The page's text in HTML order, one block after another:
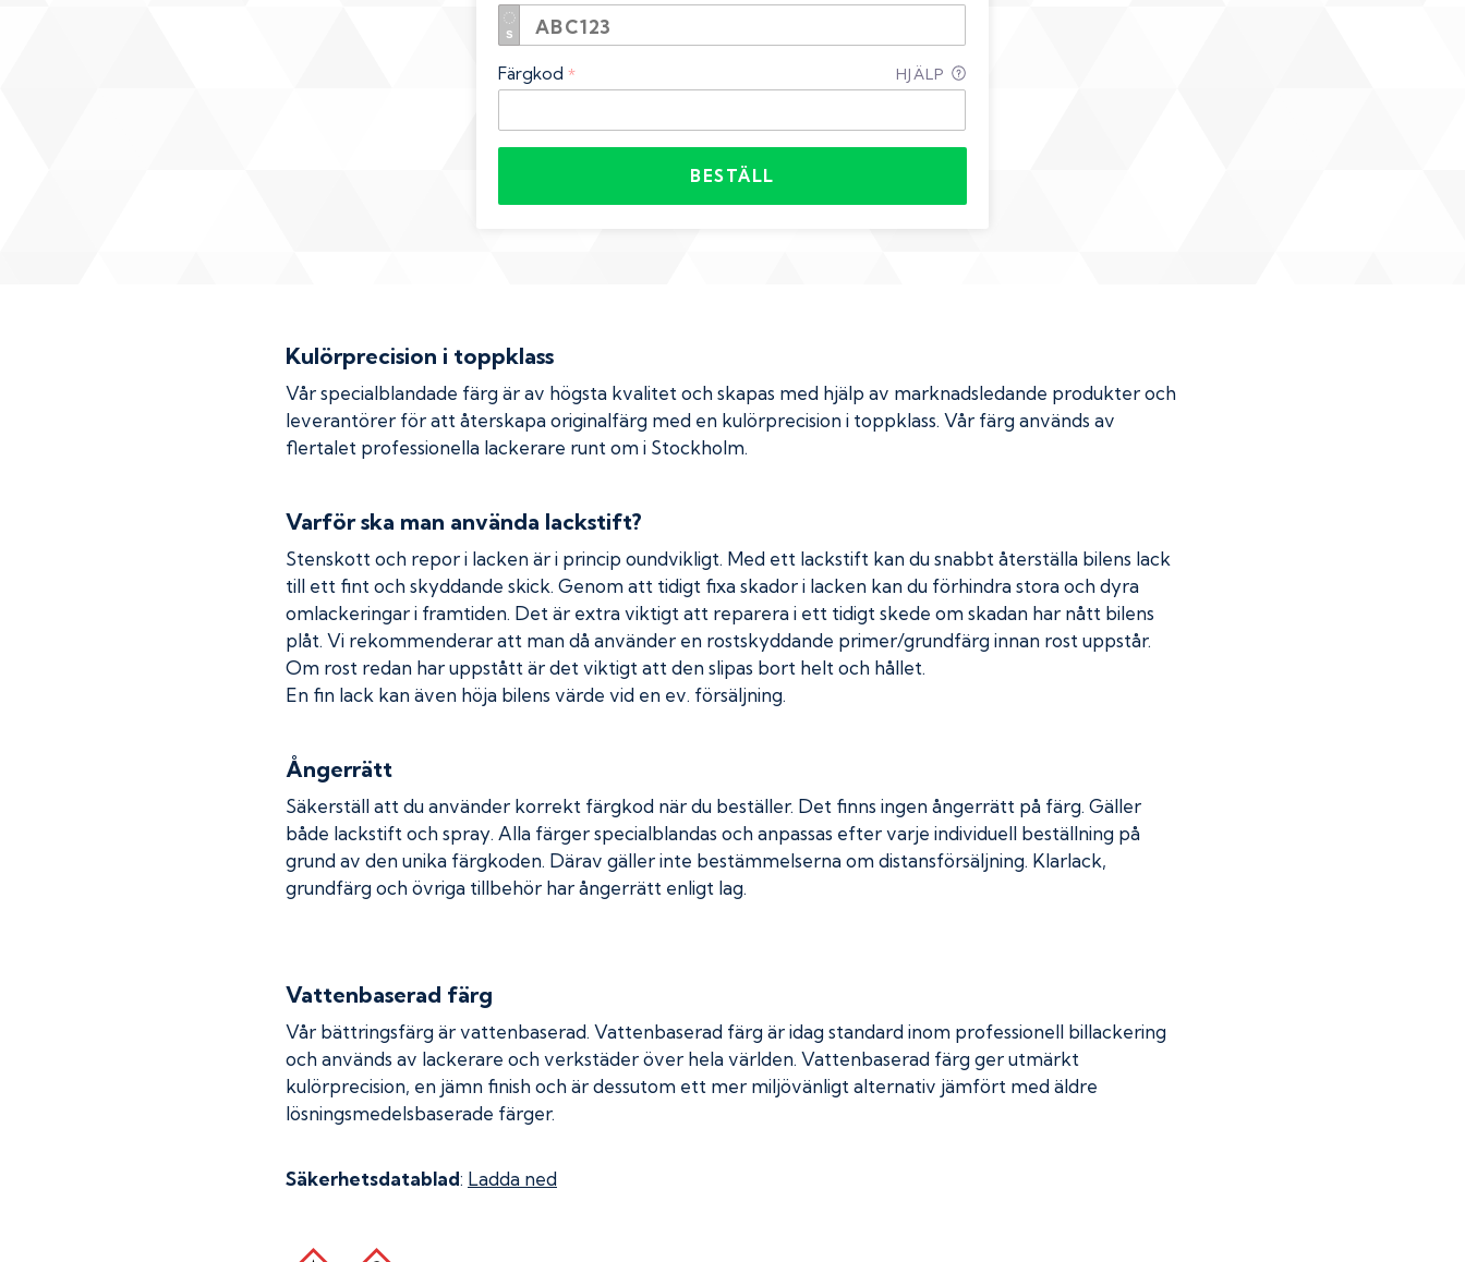
Färgkod * HJÄLP
BESTÄLL
Kulörprecision i toppklass
Vår specialblandade färg är av högsta kvalitet och skapas med hjälp av marknadsledande produkter och
leverantörer för att återskapa originalfärg med en kulörprecision i toppklass. Vår färg används av
flertalet professionella lackerare runt om i Stockholm.
Varför ska man använda lackstift?
Stenskott och repor i lacken är i princip oundvikligt. Med ett lackstift kan du snabbt återställa bilens lack
till ett fint och skyddande skick. Genom att tidigt fixa skador i lacken kan du förhindra stora och dyra
omlackeringar i framtiden. Det är extra viktigt att reparera i ett tidigt skede om skadan har nått bilens
plåt. Vi rekommenderar att man då använder en rostskyddande primer/grundfärg innan rost uppstår.
Om rost redan har uppstått är det viktigt att den slipas bort helt och hållet.
En fin lack kan även höja bilens värde vid en ev. försäljning.
Ångerrätt
Säkerställ att du använder korrekt färgkod när du beställer. Det finns ingen ångerrätt på färg. Gäller
både lackstift och spray. Alla färger specialblandas och anpassas efter varje individuell beställning på
grund av den unika färgkoden. Därav gäller inte bestämmelserna om distansförsäljning. Klarlack,
grundfärg och övriga tillbehör har ångerrätt enligt lag.
Vattenbaserad färg
Vår bättringsfärg är vattenbaserad. Vattenbaserad färg är idag standard inom professionell billackering
och används av lackerare och verkstäder över hela världen. Vattenbaserad färg ger utmärkt
kulörprecision, en jämn finish och är dessutom ett mer miljövänligt alternativ jämfört med äldre
lösningsmedelsbaserade färger.
Säkerhetsdatablad: Ladda ned